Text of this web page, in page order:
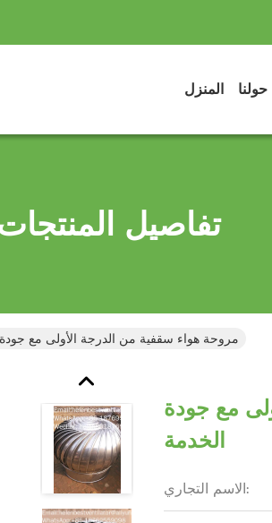
المنزل حولنا
تفاصيل
مروحة هواء سقفية من الدرجة الأولى مع
مع جودة
الخدمة
الاسم التجاري: